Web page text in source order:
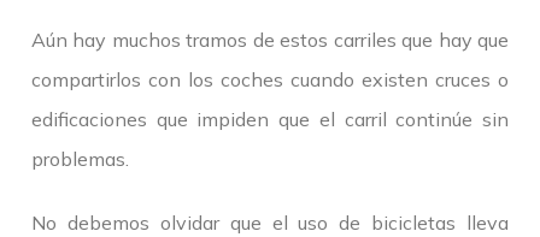
Aún hay muchos tramos de estos carriles que hay que
compartirlos con los coches cuando existen cruces o
edificaciones que impiden que el carril continúe sin
problemas.
No debemos olvidar que el uso de bicicletas lleva